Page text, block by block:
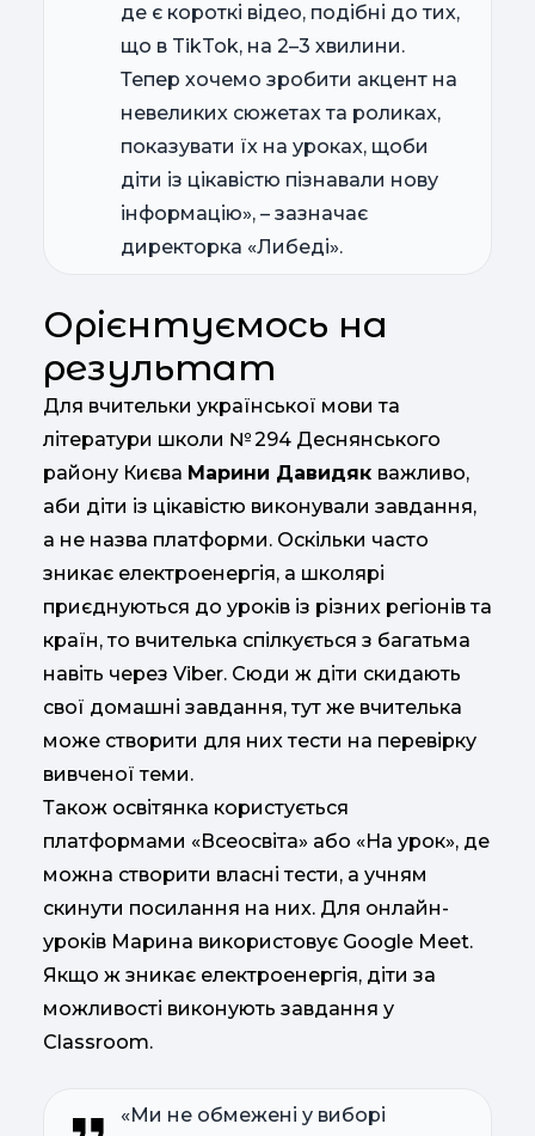
де є короткі відео, подібні до тих,
що в TikTok, на 2–3 хвилини.
Тепер хочемо зробити акцент на
невеликих сюжетах та роликах,
показувати їх на уроках, щоби
діти із цікавістю пізнавали нову
інформацію», – зазначає
директорка «Либеді».
Орієнтуємось на
результат
Для вчительки української мови та
літератури школи № 294 Деснянського
району Києва Марини Давидяк важливо,
аби діти із цікавістю виконували завдання,
а не назва платформи. Оскільки часто
зникає електроенергія, а школярі
приєднуються до уроків із різних регіонів та
країн, то вчителька спілкується з багатьма
навіть через Viber. Сюди ж діти скидають
свої домашні завдання, тут же вчителька
може створити для них тести на перевірку
вивченої теми.
Також освітянка користується
платформами «Всеосвіта» або «На урок», де
можна створити власні тести, а учням
скинути посилання на них. Для онлайн-
уроків Марина використовує Google Meet.
Якщо ж зникає електроенергія, діти за
можливості виконують завдання у
Classroom.
«Ми не обмежені у виборі